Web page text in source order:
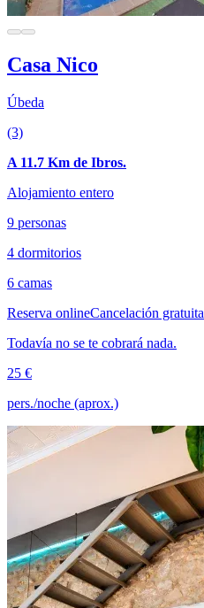
Casa Nico
Úbeda
(3)
A 11.7 Km de Ibros.
Alojamiento entero
9 personas
4 dormitorios
6 camas
Reserva onlineCancelación gratuita
Todavía no se te cobrará nada.
25 €
pers./noche (aprox.)